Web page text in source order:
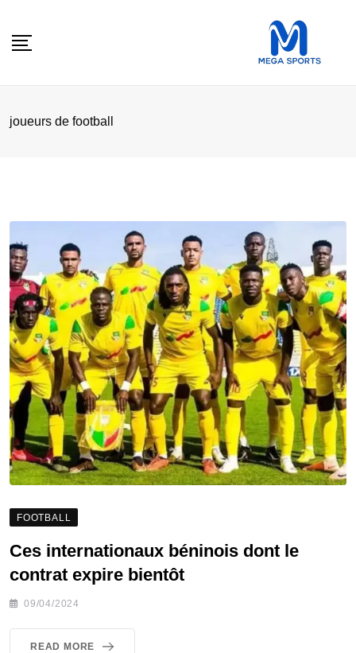
joueurs de football
FOOTBALL
Ces internationaux béninois dont le
contrat expire bientôt
09/04/2024
READ MORE